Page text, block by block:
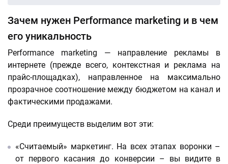
Зачем нужен Performance marketing и в чем
его уникальность
Performance marketing — направление рекламы в
интернете (прежде всего, контекстная и реклама на
прайс-площадках), направленное на максимально
прозрачное соотношение между бюджетом на канал и
фактическими продажами.
Среди преимуществ выделим вот эти:
«Считаемый» маркетинг. На всех этапах воронки –
от первого касания до конверсии – вы видите в